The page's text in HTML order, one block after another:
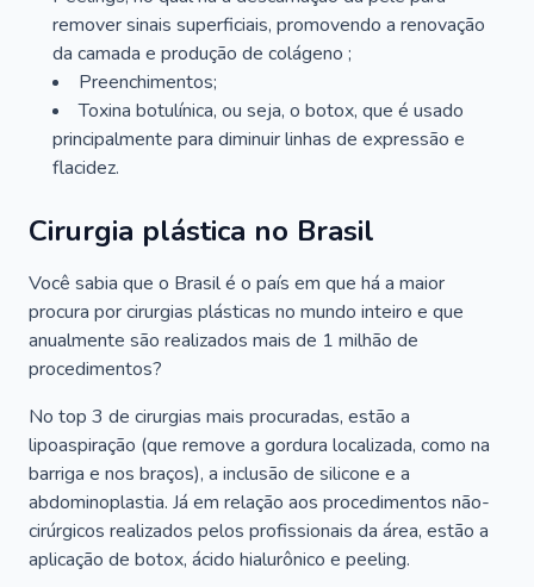
remover sinais superficiais, promovendo a renovação
da camada e produção de colágeno ;
Preenchimentos;
Toxina botulínica, ou seja, o botox, que é usado
principalmente para diminuir linhas de expressão e
flacidez.
Cirurgia plástica no Brasil
Você sabia que o Brasil é o país em que há a maior
procura por cirurgias plásticas no mundo inteiro e que
anualmente são realizados mais de 1 milhão de
procedimentos?
No top 3 de cirurgias mais procuradas, estão a
lipoaspiração (que remove a gordura localizada, como na
barriga e nos braços), a inclusão de silicone e a
abdominoplastia. Já em relação aos procedimentos não-
cirúrgicos realizados pelos profissionais da área, estão a
aplicação de botox, ácido hialurônico e peeling.